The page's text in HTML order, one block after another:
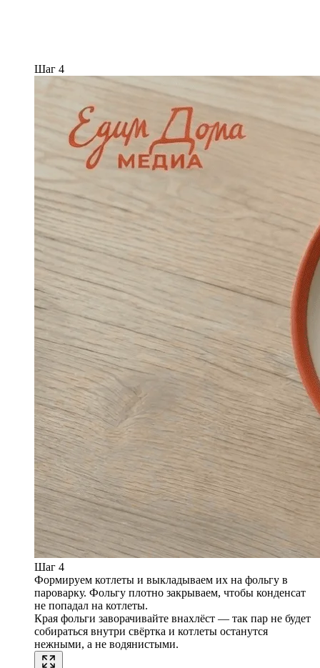
Шаг 4
Шаг 4
Формируем котлеты и выкладываем их на фольгу в
пароварку. Фольгу плотно закрываем, чтобы конденсат
не попадал на котлеты.
Края фольги заворачивайте внахлёст — так пар не будет
собираться внутри свёртка и котлеты останутся
нежными, а не водянистыми.